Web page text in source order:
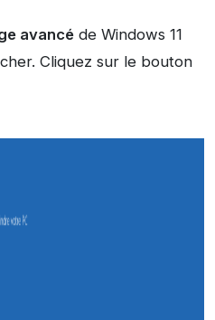
avancéde Windows 11
Cliquez sur le bouton